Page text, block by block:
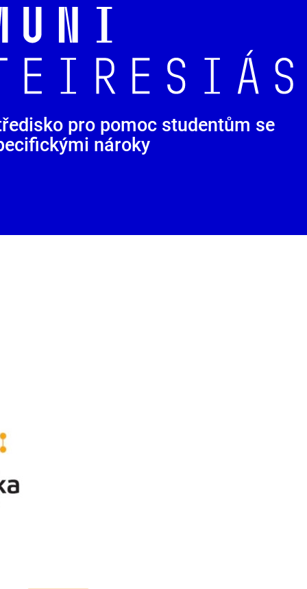
pro pomoc studentům se
nároky